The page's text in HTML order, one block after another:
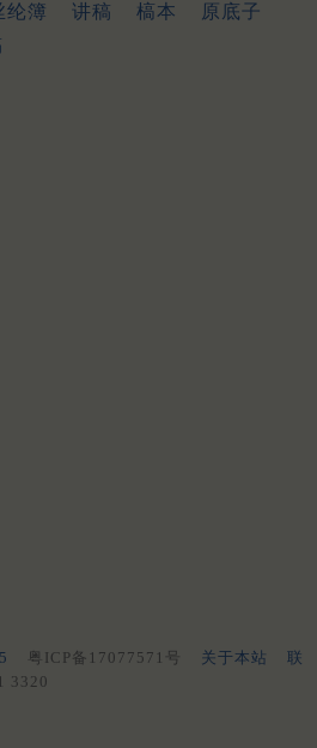
纶簿 讲稿 槁本
原底子
粤ICP备17077571号 关于本站
联
3320